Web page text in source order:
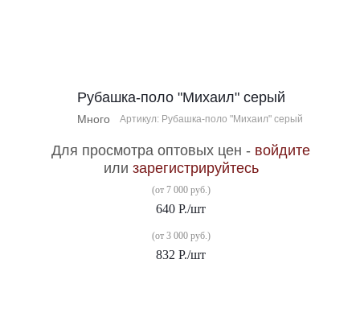
Рубашка-поло "Михаил" серый
Много Артикул: Рубашка-поло "Михаил" серый
Для просмотра оптовых цен - войдите
или зарегистрируйтесь
(от 7 000 руб.)
640 Р./шт
(от 3 000 руб.)
832 Р./шт